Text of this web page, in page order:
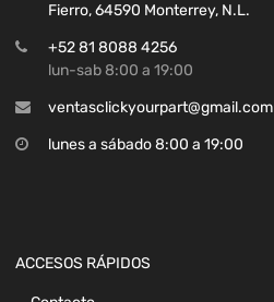
Fierro, 64590 Monterrey, N.L.
+52 81 8088 4256
lun-sab 8:00 a 19:00
ventasclickyourpart@gmail.com
lunes a sábado 8:00 a 19:00
ACCESOS RÁPIDOS